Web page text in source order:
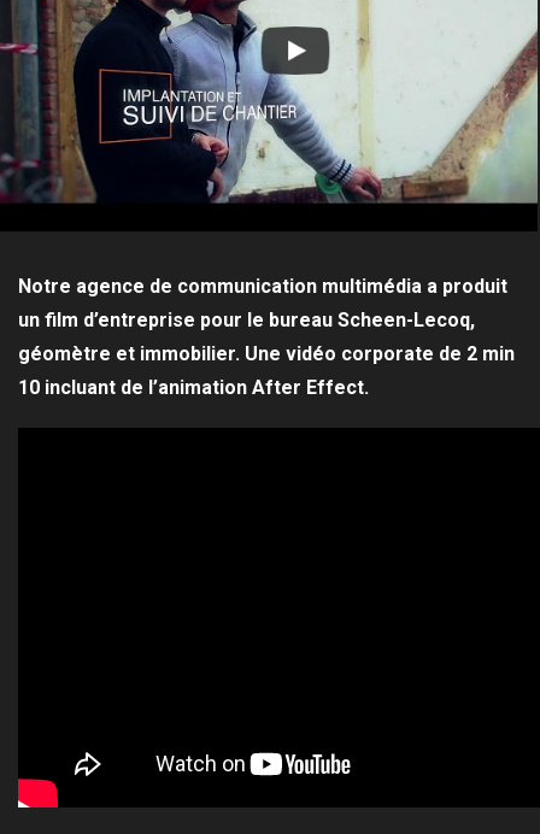
Notre agence de communication multimédia a produit
un film d’entreprise pour le bureau Scheen-Lecoq,
géomètre et immobilier. Une vidéo corporate de 2 min
10 incluant de l’animation After Effect.